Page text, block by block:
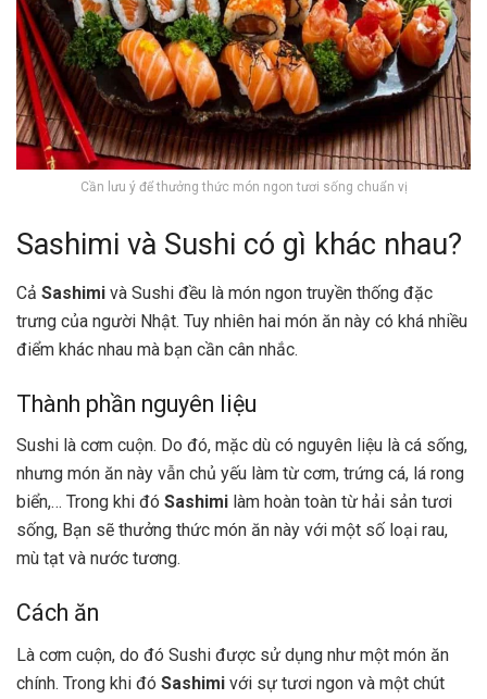
Cần lưu ý để thưởng thức món ngon tươi sống chuẩn vị
Sashimi và Sushi có gì khác nhau?
Cả Sashimi và Sushi đều là món ngon truyền thống đặc
trưng của người Nhật. Tuy nhiên hai món ăn này có khá nhiều
điểm khác nhau mà bạn cần cân nhắc.
Thành phần nguyên liệu
Sushi là cơm cuộn. Do đó, mặc dù có nguyên liệu là cá sống,
nhưng món ăn này vẫn chủ yếu làm từ cơm, trứng cá, lá rong
biển,… Trong khi đó Sashimi làm hoàn toàn từ hải sản tươi
sống, Bạn sẽ thưởng thức món ăn này với một số loại rau,
mù tạt và nước tương.
Cách ăn
Là cơm cuộn, do đó Sushi được sử dụng như một món ăn
chính. Trong khi đó Sashimi với sự tươi ngon và một chút